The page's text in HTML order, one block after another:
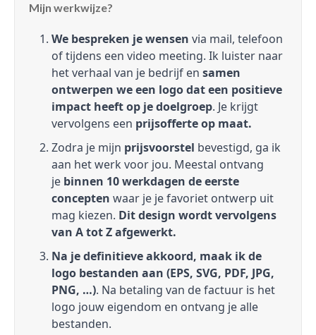
Mijn werkwijze?
We bespreken je wensen via mail, telefoon
of tijdens een video meeting. Ik luister naar
het verhaal van je bedrijf en samen
ontwerpen we een logo dat een positieve
impact heeft op je doelgroep. Je krijgt
vervolgens een prijsofferte op maat.
Zodra je mijn prijsvoorstel bevestigd, ga ik
aan het werk voor jou. Meestal ontvang
je binnen 10 werkdagen de eerste
concepten waar je je favoriet ontwerp uit
mag kiezen. Dit design wordt vervolgens
van A tot Z afgewerkt.
Na je definitieve akkoord, maak ik de
logo bestanden aan (EPS, SVG, PDF, JPG,
PNG, …). Na betaling van de factuur is het
logo jouw eigendom en ontvang je alle
bestanden.